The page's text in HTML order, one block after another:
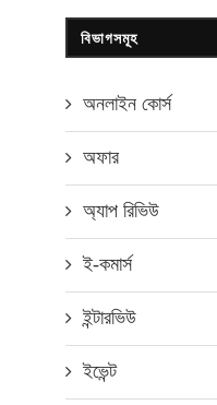
বিভাগসমূহ
অনলাইন কোর্স
অফার
অ্যাপ রিভিউ
ই-কমার্স
ইন্টারভিউ
ইভেন্ট